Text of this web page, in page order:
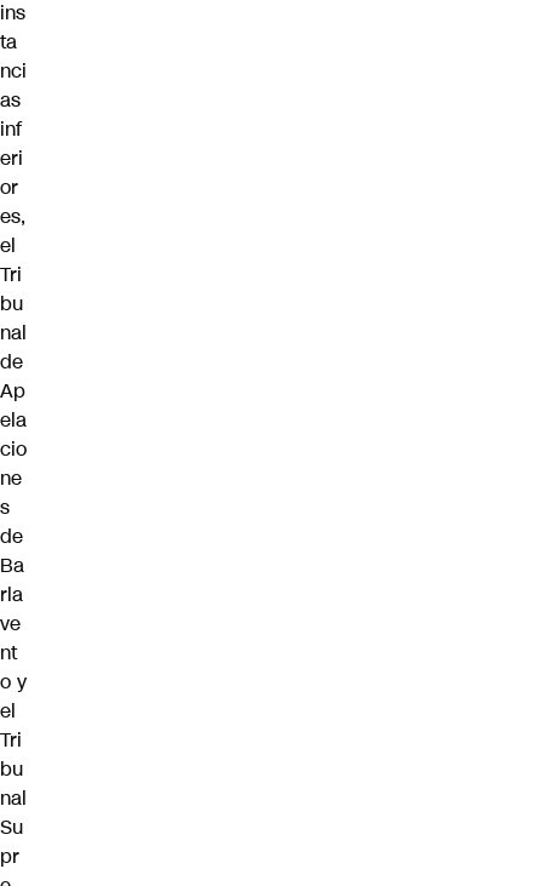
ins
ta
nci
as
inf
eri
or
es,
el
Tri
bu
nal
de
Ap
ela
cio
ne
s
de
Ba
rla
ve
nt
o y
el
Tri
bu
nal
Su
pr